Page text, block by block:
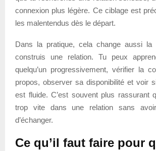
connexion plus légère. Ce ciblage est
les malentendus dès le départ.
Dans la pratique, cela change aussi la
construis une relation. Tu peux
quelqu’un progressivement, vérifier la
propos, observer sa disponibilité et voir
est fluide. C’est souvent plus rassurant
trop vite dans une relation sans
d’échanger.
Ce qu’il faut faire pour